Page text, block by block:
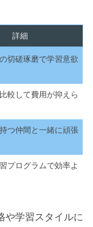
詳細
切磋琢磨で学習意欲
較して費用が抑えら
つ仲間と一緒に頑張
プログラムで効率よ
や学習スタイルに